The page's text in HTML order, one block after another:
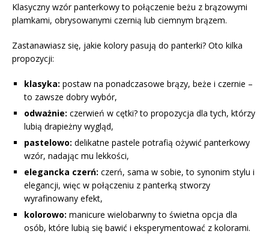
Klasyczny wzór panterkowy to połączenie beżu z brązowymi
plamkami, obrysowanymi czernią lub ciemnym brązem.
Zastanawiasz się, jakie kolory pasują do panterki? Oto kilka
propozycji:
klasyka: postaw na ponadczasowe brązy, beże i czernie –
to zawsze dobry wybór,
odważnie: czerwień w cętki? to propozycja dla tych, którzy
lubią drapieżny wygląd,
pastelowo: delikatne pastele potrafią ożywić panterkowy
wzór, nadając mu lekkości,
elegancka czerń: czerń, sama w sobie, to synonim stylu i
elegancji, więc w połączeniu z panterką stworzy
wyrafinowany efekt,
kolorowo: manicure wielobarwny to świetna opcja dla
osób, które lubią się bawić i eksperymentować z kolorami.